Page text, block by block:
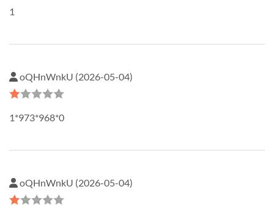
1
oQHnWnkU (2026-05-04)
1*973*968*0
oQHnWnkU (2026-05-04)